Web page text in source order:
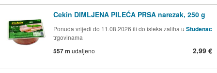
Cekin DIMLJENA PILEĆA PRSA narezak, 250 g
Ponuda vrijedi do 11.08.2026 ili do isteka zaliha u Studenac
trgovinama
557 m udaljeno 2,99 €